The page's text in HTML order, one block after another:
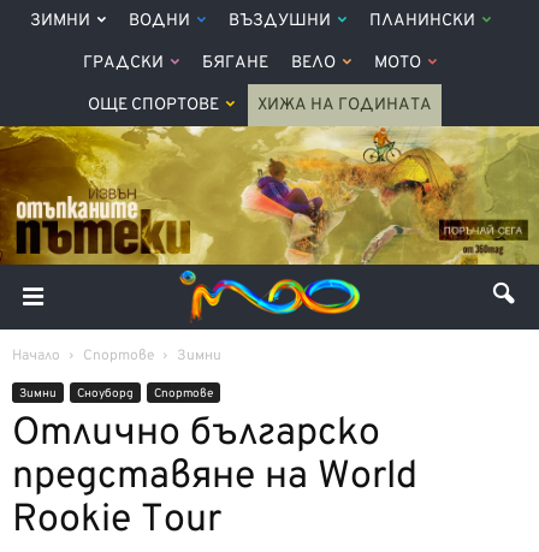
ЗИМНИ ВОДНИ ВЪЗДУШНИ ПЛАНИНСКИ
ГРАДСКИ БЯГАНЕ ВЕЛО МОТО
ОЩЕ СПОРТОВЕ ХИЖА НА ГОДИНАТА
Начало Спортове Зимни
Зимни Сноуборд Спортове
Отлично българско
представяне на World
Rookie Tour